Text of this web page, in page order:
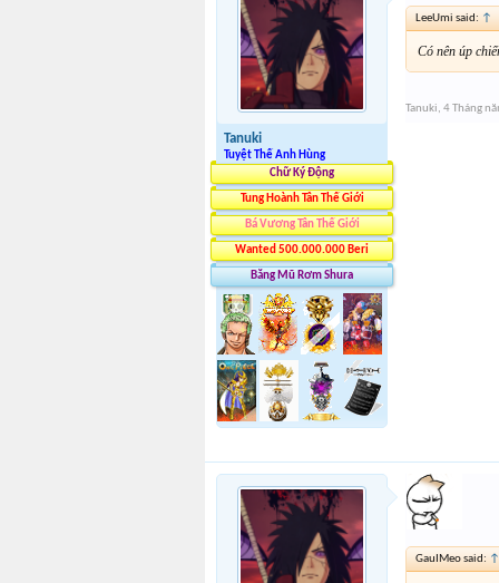
Tanuki
Tuyệt Thế Anh Hùng
Chữ Ký Động
Tung Hoành Tân Thế Giới
Bá Vương Tân Thế Giới
Wanted 500.000.000 Beri
Băng Mũ Rơm Shura
LeeUmi said: ↑
Có nên úp
Tanuki, 4 Tháng
GauIMeo said: ↑